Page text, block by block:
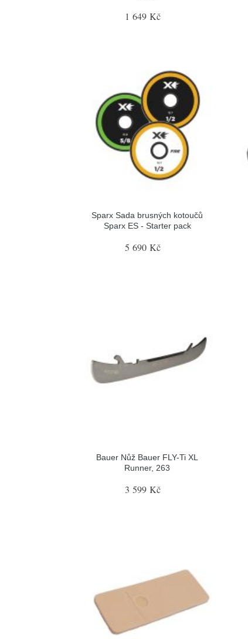
1 649 Kč
Sparx Sada brusných kotoučů
Sparx ES - Starter pack
5 690 Kč
Bauer Nůž Bauer FLY-Ti XL
Runner, 263
3 599 Kč